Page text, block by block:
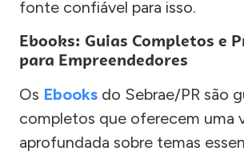
fonte confiável para isso.
Ebooks: Guias Completos e
para Empreendedores
Os Ebooks do Sebrae/PR são
completos que oferecem uma
aprofundada sobre temas